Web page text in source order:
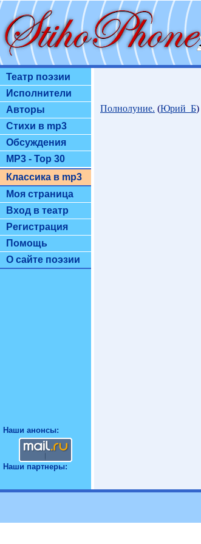
Театр поэзии
Исполнители
Авторы
Стихи в mp3
Обсуждения
MP3 - Top 30
Классика в mp3
Моя страница
Вход в театр
Регистрация
Помощь
О сайте поэзии
Наши анонсы:
Наши партнеры:
Полнолуние. (Юрий_Б)